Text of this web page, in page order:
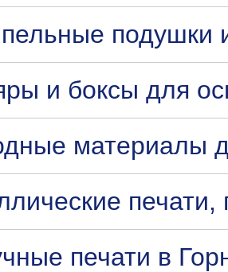
подушки
и боксы для
материалы
печати в